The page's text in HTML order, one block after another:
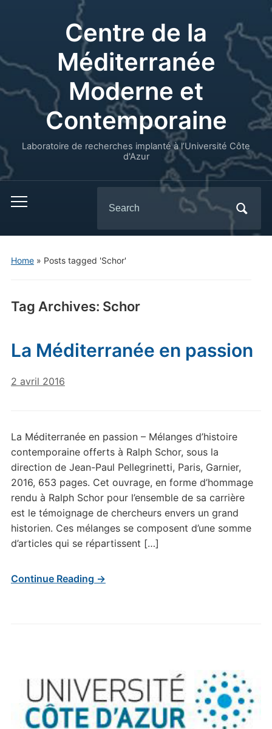
Centre de la
Méditerranée
Moderne et
Contemporaine
Laboratoire de recherches implanté à l’Université Côte
d'Azur
for:
Home» Posts tagged 'Schor'
Tag Archives: Schor
La Méditerranée en passion
2 avril 2016
La Méditerranée en passion – Mélanges d’histoire
contemporaine offerts à Ralph Schor, sous la
direction de Jean-Paul Pellegrinetti, Paris, Garnier,
2016, 653 pages. Cet ouvrage, en forme d’hommage
rendu à Ralph Schor pour l’ensemble de sa carrière
est le témoignage de chercheurs envers un grand
historien. Ces mélanges se composent d’une somme
d’articles qui se répartissent […]
Continue Reading →